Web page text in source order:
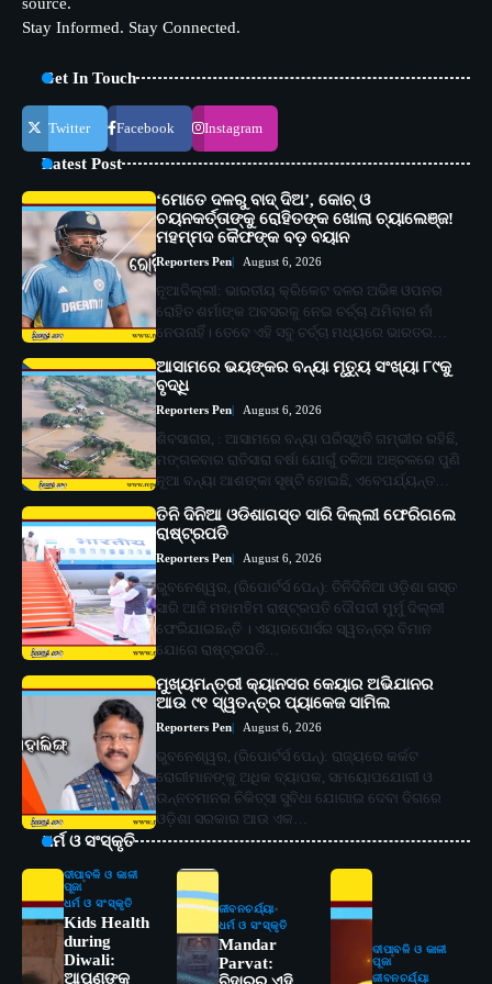
source.
Stay Informed. Stay Connected.
Get In Touch
Twitter Facebook Instagram
Latest Post
‘ମୋତେ ଦଳରୁ ବାଦ୍ ଦିଅ’, କୋଚ୍ ଓ
ଚୟନକର୍ତ୍ତାଙ୍କୁ ରୋହିତଙ୍କ ଖୋଲା ଚ୍ୟାଲେଞ୍ଜ!
ମହମ୍ମଦ କୈଫଙ୍କ ବଡ଼ ବୟାନ
Reporters Pen August 6, 2026
ନୂଆଦିଲ୍ଲୀ: ଭାରତୀୟ କ୍ରିକେଟ ଦଳର ଅଭିଜ୍ଞ ଓପନର
ରୋହିତ ଶର୍ମାଙ୍କ ଅବସରକୁ ନେଇ ଚର୍ଚ୍ଚା ଥମିବାର ନାଁ
ନେଉନାହିଁ। ତେବେ ଏହି ସବୁ ଚର୍ଚ୍ଚା ମଧ୍ୟରେ ଭାରତର…
ଆସାମରେ ଭୟଙ୍କର ବନ୍ୟା ମୃତ୍ୟୁ ସଂଖ୍ୟା ୮୯କୁ
ବୃଦ୍ଧି
Reporters Pen August 6, 2026
ଶିବସାଗର, : ଆସାମରେ ବନ୍ୟା ପରିସ୍ଥିତି ଗମ୍ଭୀର ରହିଛି,
ମଙ୍ଗଳବାର ରାତିସାରା ବର୍ଷା ଯୋଗୁଁ ତଳିଆ ଅଞ୍ଚଳରେ ପୁଣି
ନୂଆ ବନ୍ୟା ଆଶଙ୍କା ସୃଷ୍ଟି ହୋଇଛି, ଏବେପର୍ଯ୍ୟନ୍ତ…
ତିନି ଦିନିଆ ଓଡିଶାଗସ୍ତ ସାରି ଦିଲ୍ଲୀ ଫେରିଗଲେ
ରାଷ୍ଟ୍ରପତି
Reporters Pen August 6, 2026
ଭୁବନେଶ୍ୱର, (ରିପୋର୍ଟର୍ସ ପେନ୍‌): ତିନିଦିନିଆ ଓଡ଼ିଶା ଗସ୍ତ
ସାରି ଆଜି ମହାମହିମ ରାଷ୍ଟ୍ରପତି ଦୌପଦୀ ମୁର୍ମୁ ଦିଲ୍ଲୀ
ଫେରିଯାଇଛନ୍ତି । ଏୟାରପୋର୍ସର ସ୍ୱତନ୍ତ୍ର ବିମାନ
ଯୋଗେ ରାଷ୍ଟ୍ରପତି…
ମୁଖ୍ୟମନ୍ତ୍ରୀ କ୍ୟାନସର କେୟାର ଅଭିଯାନର
ଆଉ ୯୧ ସ୍ୱତନ୍ତ୍ର ପ୍ୟାକେଜ ସାମିଲ
Reporters Pen August 6, 2026
ଭୁବନେଶ୍ୱର, (ରିପୋର୍ଟର୍ସ ପେନ୍‌): ରାଜ୍ୟରେ କର୍କଟ
ରୋଗୀମାନଙ୍କୁ ଅଧିକ ବ୍ୟାପକ, ସମୟୋପଯୋଗୀ ଓ
ଉନ୍ନତମାନର ଚିକିତ୍ସା ସୁବିଧା ଯୋଗାଇ ଦେବା ଦିଗରେ
ଓଡ଼ିଶା ସରକାର ଆଉ ଏକ…
ଧର୍ମ ଓ ସଂସ୍କୃତି
ଦୀପାବଳି ଓ କାଳୀ
ପୂଜା
ଧର୍ମ ଓ ସଂସ୍କୃତି
Kids Health
during
Diwali:
ଆପଣଙ୍କ
ଜୀବନଚର୍ଯ୍ୟା
ଧର୍ମ ଓ ସଂସ୍କୃତି
Mandar
Parvat:
ଦୀପାବଳି ଓ କାଳୀ
ପୂଜା
ଜୀବନଚର୍ଯ୍ୟା